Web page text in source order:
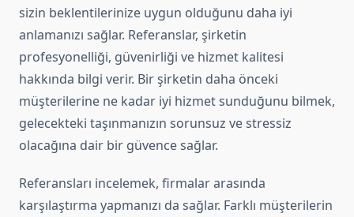
sizin beklentilerinize uygun olduğunu daha iyi
anlamanızı sağlar. Referanslar, şirketin
profesyonelliği, güvenirliği ve hizmet kalitesi
hakkında bilgi verir. Bir şirketin daha önceki
müşterilerine ne kadar iyi hizmet sunduğunu bilmek,
gelecekteki taşınmanızın sorunsuz ve stressiz
olacağına dair bir güvence sağlar.
Referansları incelemek, firmalar arasında
karşılaştırma yapmanızı da sağlar. Farklı müşterilerin